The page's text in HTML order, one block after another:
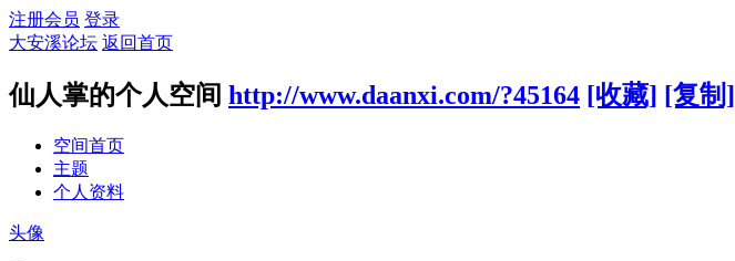
注册会员 登录
大安溪论坛 返回首页
仙人掌的个人空间 http://www.daanxi.com/?45164 [收藏] [复制]
空间首页
主题
个人资料
头像